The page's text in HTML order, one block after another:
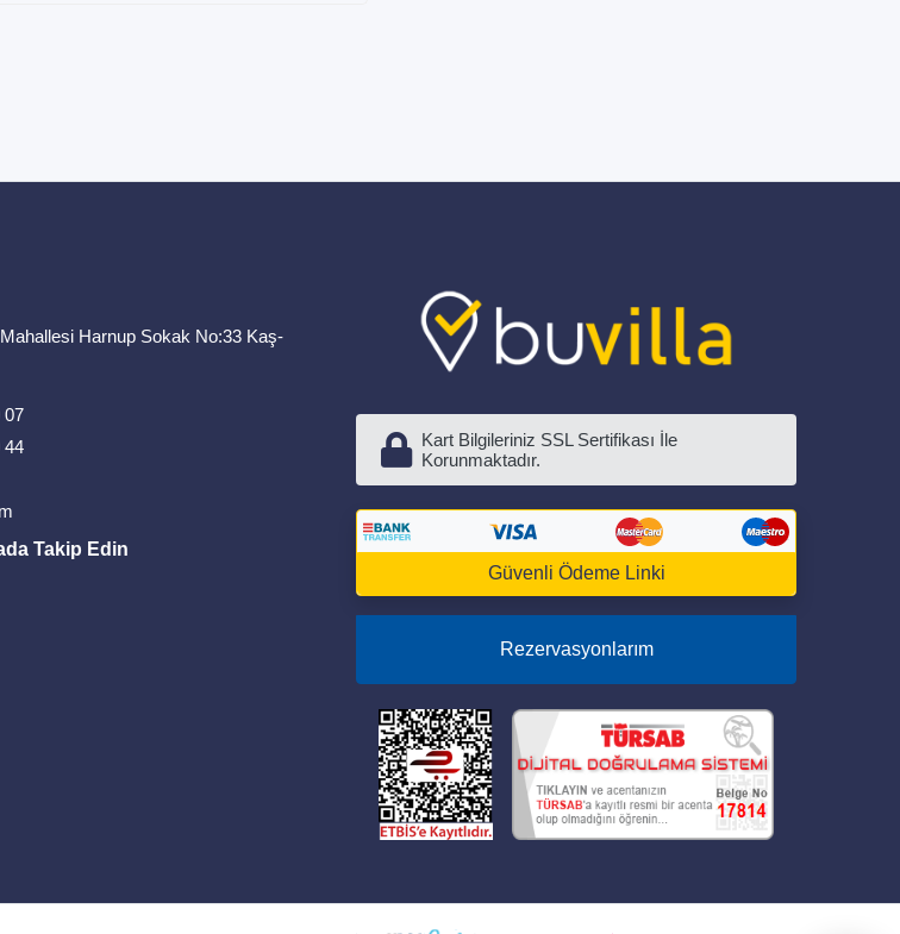
Harnup Sokak No:33 Kaş-
07
44
Takip Edin
Kart Bilgileriniz SSL Sertifikası İle
Korunmaktadır.
Güvenli Ödeme Linki
Rezervasyonlarım